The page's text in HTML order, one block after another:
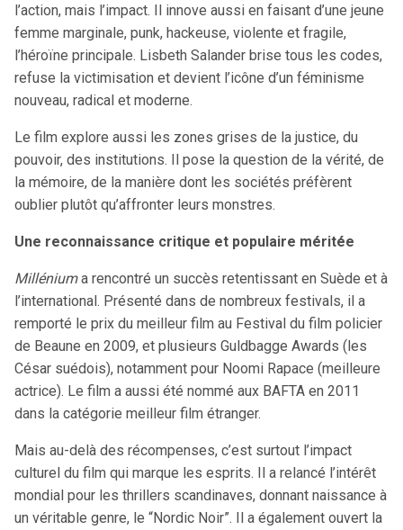
l’action, mais l’impact. Il innove aussi en faisant d’une jeune
femme marginale, punk, hackeuse, violente et fragile,
l’héroïne principale. Lisbeth Salander brise tous les codes,
refuse la victimisation et devient l’icône d’un féminisme
nouveau, radical et moderne.
Le film explore aussi les zones grises de la justice, du
pouvoir, des institutions. Il pose la question de la vérité, de
la mémoire, de la manière dont les sociétés préfèrent
oublier plutôt qu’affronter leurs monstres.
Une reconnaissance critique et populaire méritée
Milléniuma rencontré un succès retentissant en Suède et à
l’international. Présenté dans de nombreux festivals, il a
remporté le prix du meilleur film au Festival du film policier
de Beaune en 2009, et plusieurs Guldbagge Awards (les
César suédois), notamment pour Noomi Rapace (meilleure
actrice). Le film a aussi été nommé aux BAFTA en 2011
dans la catégorie meilleur film étranger.
Mais au-delà des récompenses, c’est surtout l’impact
culturel du film qui marque les esprits. Il a relancé l’intérêt
mondial pour les thrillers scandinaves, donnant naissance à
un véritable genre, le “Nordic Noir”. Il a également ouvert la